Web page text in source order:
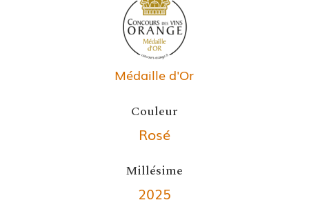
Médaille d'Or
Couleur
Rosé
Millésime
2025